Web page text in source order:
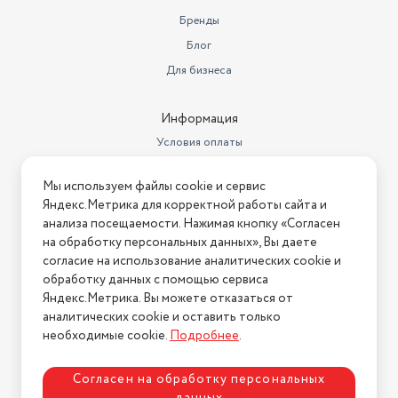
4.31
24000 об/мин
Конструкция
(на 70 г)
1.1 кг
Размеры (ШхВхГ)
Порция для помола
70 г
Бренды
Блог
Для бизнеса
Информация
Условия оплаты
Условия возврата
Нашли ошибку на сайте? Напишите нам
2026 © Интернет-магазин "АстМаркет". У нас есть всё!
Политика конфиденциальности
Мы используем файлы cookie и сервис
Яндекс.Метрика для корректной работы сайта и
анализа посещаемости. Нажимая кнопку «Согласен
на обработку персональных данных», Вы даете
согласие на использование аналитических cookie и
обработку данных с помощью сервиса
Яндекс.Метрика. Вы можете отказаться от
аналитических cookie и оставить только
необходимые cookie.Подробнее.
Согласен на обработку персональных